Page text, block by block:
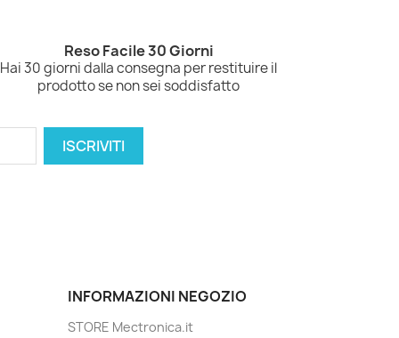
Reso Facile 30 Giorni
Hai 30 giorni dalla consegna per restituire il
prodotto se non sei soddisfatto
INFORMAZIONI NEGOZIO
STORE Mectronica.it